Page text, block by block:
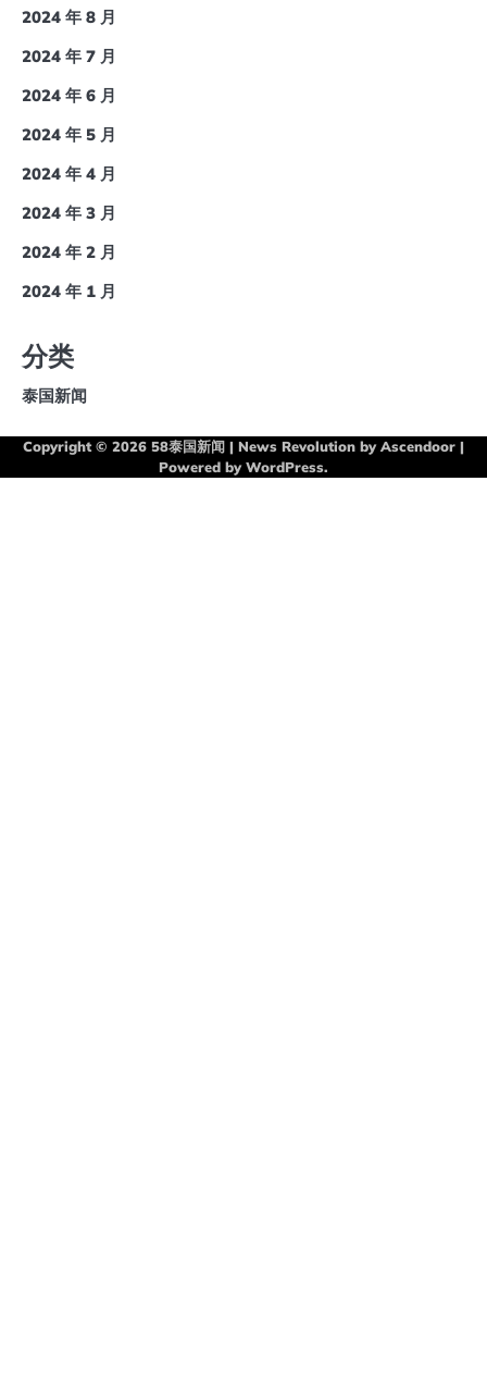
2024 年 8 月
2024 年 7 月
2024 年 6 月
2024 年 5 月
2024 年 4 月
2024 年 3 月
2024 年 2 月
2024 年 1 月
分类
泰国新闻
Copyright © 2026 58泰国新闻 | News Revolution byAscendoor |
Powered byWordPress.